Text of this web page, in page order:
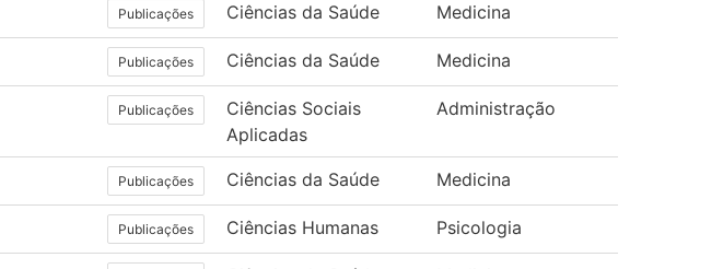
Publicações Ciências da Saúde Medicina
Publicações Ciências da Saúde Medicina
Publicações
Ciências Sociais
Aplicadas
Administração
Publicações Ciências da Saúde Medicina
Publicações Ciências Humanas Psicologia